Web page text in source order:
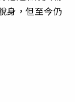
身，但至今仍